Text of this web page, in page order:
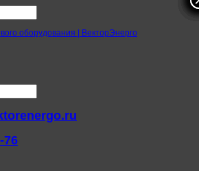
оборудования | ВекторЭнерго
76